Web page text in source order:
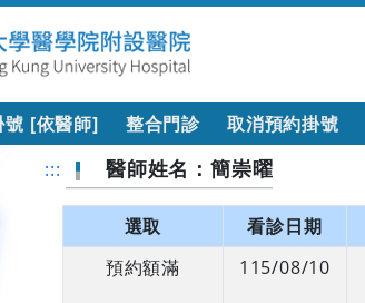
號 [依醫師] 整合門診 取消預約掛號
::: 醫師姓名：簡崇曜
選取 看診日期
預約額滿
115/08/10